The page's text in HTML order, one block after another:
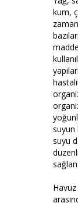
kum,
suyun
suyu